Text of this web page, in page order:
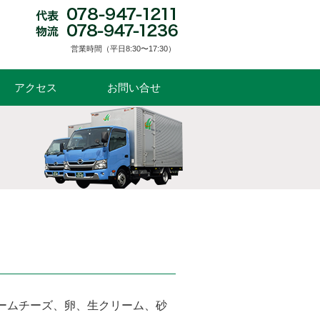
営業時間（平日8:30〜17:30）
アクセス お問い合せ
ムチーズ、卵、生クリーム、砂